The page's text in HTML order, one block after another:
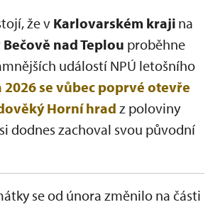
že v Karlovarském kraji na
Bečově nad Teplou proběhne
událostí NPÚ letošního
2026 se vůbec poprvé otevře
Horní hrad z poloviny
dodnes zachoval svou původní
se od února změnilo na části